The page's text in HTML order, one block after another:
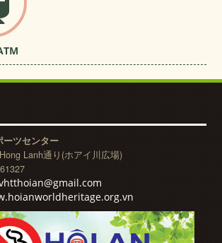
ーツセンター
Lanh通り(ホアイ川広場)